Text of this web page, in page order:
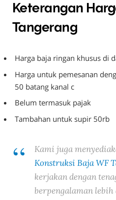
Keterangan
Tangerang
Harga baja ringan khusus di
Harga untuk pemesanan
50 batang kanal c
Belum termasuk pajak
Tambahan untuk supir 50rb
Kami juga
Konstruksi Baja WF
kerjakan dengan
berpengalaman